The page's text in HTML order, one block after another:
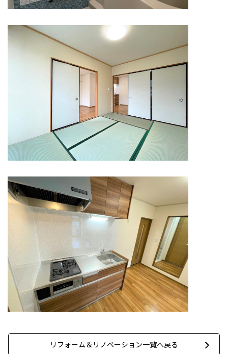
リフォーム＆リノベーション一覧へ戻る